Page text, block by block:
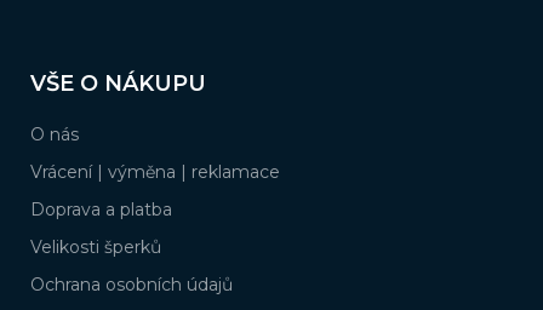
pVŠE O NÁKUPU
O nás
Vrácení | výměna | reklamace
Doprava a platba
Velikosti šperků
Ochrana osobních údajů